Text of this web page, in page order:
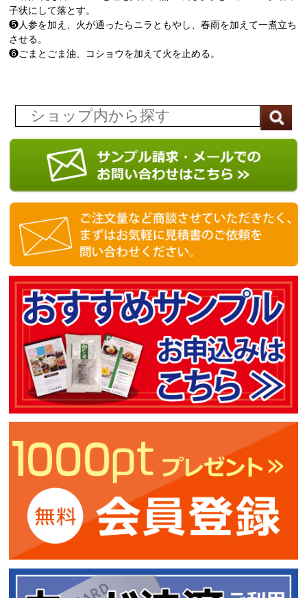
子状にして落とす。
❺人参を加え、火が通ったらニラともやし、春雨を加えて一煮立ち
させる。
❻ごまとごま油、コショウを加えて火を止める。